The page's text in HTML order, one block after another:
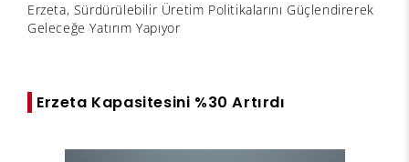
Erzeta, Sürdürülebilir Üretim Politikalarını Güçlendirerek
Geleceğe Yatırım Yapıyor
Erzeta Kapasitesini %30 Artırdı